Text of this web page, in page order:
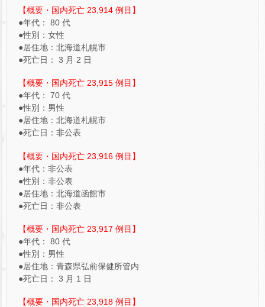
【概要・国内死亡 23,914 例目】
●年代： 80 代
●性別：女性
●居住地：北海道札幌市
●死亡日： 3 月 2 日
【概要・国内死亡 23,915 例目】
●年代： 70 代
●性別：男性
●居住地：北海道札幌市
●死亡日：非公表
【概要・国内死亡 23,916 例目】
●年代：非公表
●性別：非公表
●居住地：北海道函館市
●死亡日：非公表
【概要・国内死亡 23,917 例目】
●年代： 80 代
●性別：男性
●居住地：青森県弘前保健所管内
●死亡日： 3 月 1 日
【概要・国内死亡 23,918 例目】